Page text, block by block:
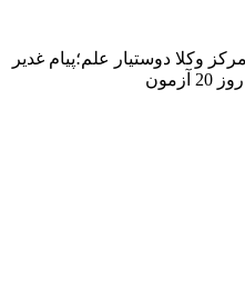
211,500 تومان
فقه مرکز وکلا دوستیار علم؛پیام غدیر